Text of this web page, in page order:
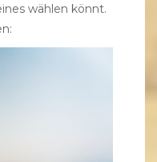
wählen könnt.